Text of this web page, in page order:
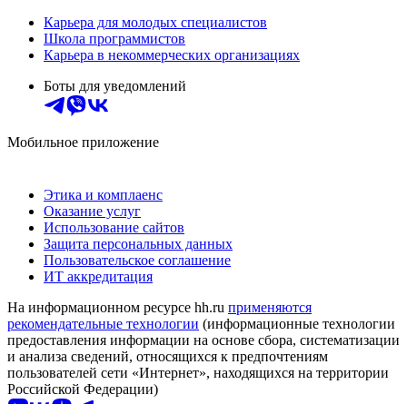
Карьера для молодых специалистов
Школа программистов
Карьера в некоммерческих организациях
Боты для уведомлений
Мобильное приложение
Этика и комплаенс
Оказание услуг
Использование сайтов
Защита персональных данных
Пользовательское соглашение
ИТ аккредитация
На информационном ресурсе hh.ru применяются
рекомендательные технологии (информационные технологии
предоставления информации на основе сбора, систематизации
и анализа сведений, относящихся к предпочтениям
пользователей сети «Интернет», находящихся на территории
Российской Федерации)